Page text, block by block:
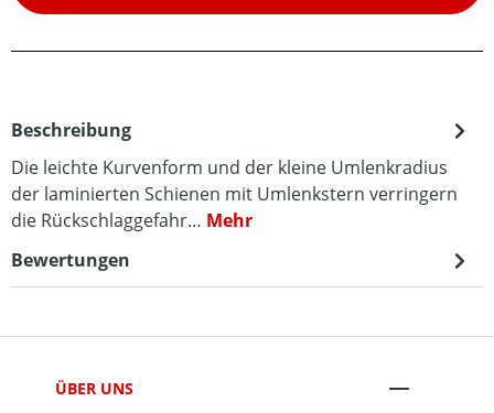
Beschreibung
Die leichte Kurvenform und der kleine Umlenkradius
der laminierten Schienen mit Umlenkstern verringern
die Rückschlaggefahr… Mehr
Bewertungen
ÜBER UNS